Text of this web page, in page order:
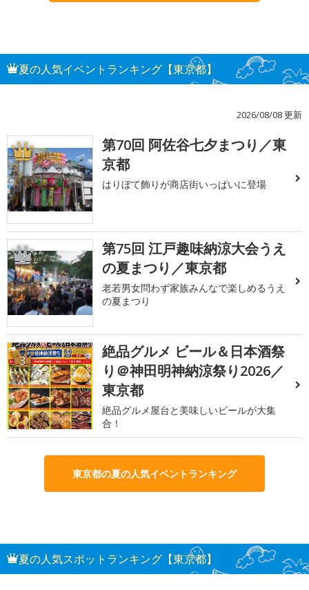
夏の人気イベントランキング【東京都】
2026/08/08 更新
1
第70回 阿佐谷七夕まつり／東
京都
はりぼて飾りが商店街いっぱいに登場
2
第75回 江戸趣味納涼大会うえ
の夏まつり／東京都
老若男女問わず家族みんなで楽しめるうえ
の夏まつり
3
絶品グルメ ビール＆日本酒祭
り＠神田明神納涼祭り2026／
東京都
絶品グルメ屋台と美味しいビールが大集
合！
東京都の夏の人気イベントランキング
夏の人気スポットランキング【東京都】